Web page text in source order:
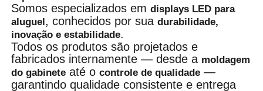
Somos especializados emdisplays LED para
aluguel , conhecidos por suadurabilidade,
inovação e estabilidade.
Todos os produtos são projetados e
fabricados internamente — desde a moldagem
do gabinete até ocontrole de qualidade —
garantindo qualidade consistente e entrega